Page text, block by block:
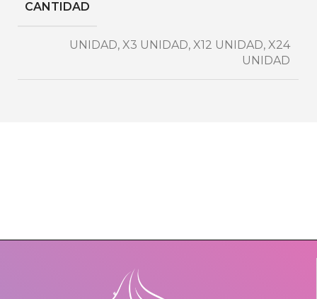
CANTIDAD
UNIDAD, X3 UNIDAD, X12 UNIDAD, X24
UNIDAD